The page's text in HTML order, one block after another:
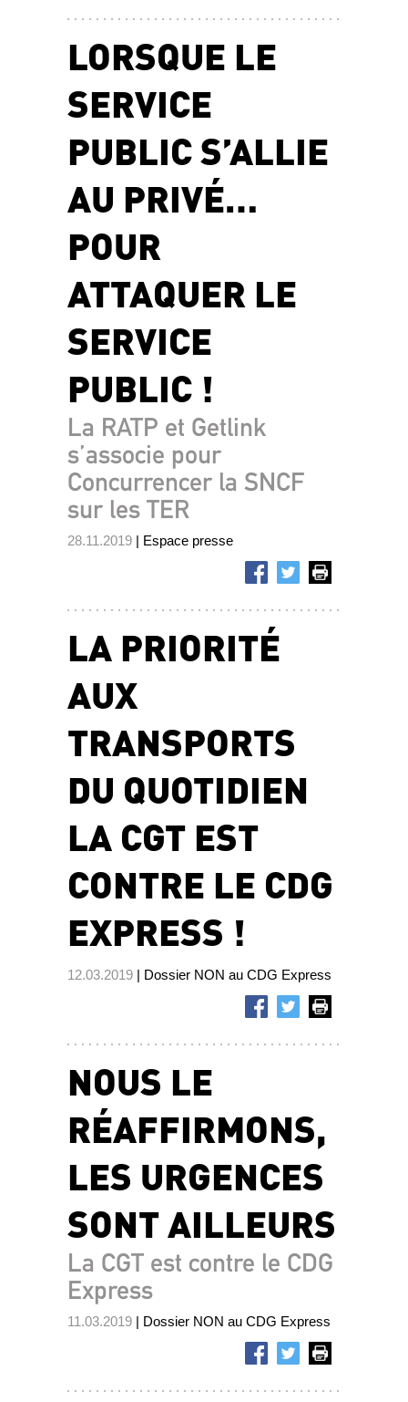
LORSQUE LE
SERVICE
PUBLIC S’ALLIE
AU PRIVÉ…
POUR
ATTAQUER LE
SERVICE
PUBLIC !
La RATP et Getlink
s’associe pour
Concurrencer la SNCF
sur les TER
28.11.2019 | Espace presse
LA PRIORITÉ
AUX
TRANSPORTS
DU QUOTIDIEN
LA CGT EST
CONTRE LE CDG
EXPRESS !
12.03.2019 | Dossier NON au CDG Express
NOUS LE
RÉAFFIRMONS,
LES URGENCES
SONT AILLEURS
La CGT est contre le CDG
Express
11.03.2019 | Dossier NON au CDG Express